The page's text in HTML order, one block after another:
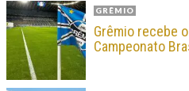
GRÊMIO
Grêmio recebe
Campeonato